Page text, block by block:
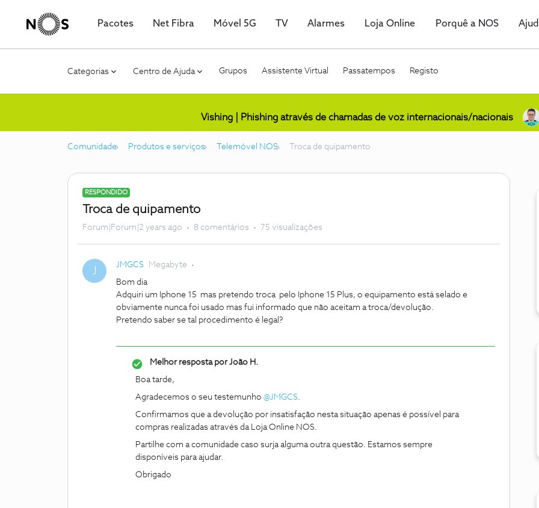
Pacotes Net Fibra Móvel 5G TV Alarmes Loja Online Porquê a NOS
Categorias Centro de Ajuda Grupos Assistente Virtual Passatempos Registo
Vishing | Phishing através de chamadas de voz internacionais/nacionais
Comunidade Produtos e serviços Telemóvel NOS Troca de quipamento
RESPONDIDO
Troca de quipamento
Forum|Forum|2 years ago 8 comentários 75 visualizações
J JMGCS Megabyte
Bom dia
Adquiri um Iphone 15 mas pretendo troca pelo Iphone 15 Plus, o equipamento está selado e
obviamente nunca foi usado mas fui informado que não aceitam a troca/devolução.
Pretendo saber se tal procedimento é legal?
Melhor resposta porJoão H.
Boa tarde,
Agradecemos o seu testemunho @JMGCS.
Confirmamos que a devolução por insatisfação nesta situação apenas é possível para
compras realizadas através da Loja Online NOS.
Partilhe com a comunidade caso surja alguma outra questão. Estamos sempre
disponíveis para ajudar.
Obrigado